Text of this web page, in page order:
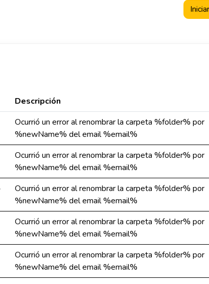
Descripción
Ocurrió un error al renombrar la carpeta %folder% por
%newName% del email %email%
Ocurrió un error al renombrar la carpeta %folder% por
%newName% del email %email%
Ocurrió un error al renombrar la carpeta %folder% por
%newName% del email %email%
Ocurrió un error al renombrar la carpeta %folder% por
%newName% del email %email%
Ocurrió un error al renombrar la carpeta %folder% por
%newName% del email %email%